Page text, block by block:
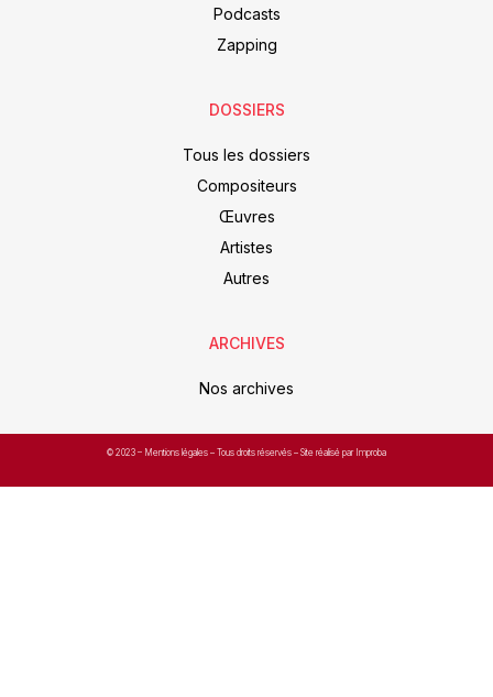
Podcasts
Zapping
DOSSIERS
Tous les dossiers
Compositeurs
Œuvres
Artistes
Autres
ARCHIVES
Nos archives
© 2023 – Mentions légales – Tous droits réservés – Site réalisé par Improba